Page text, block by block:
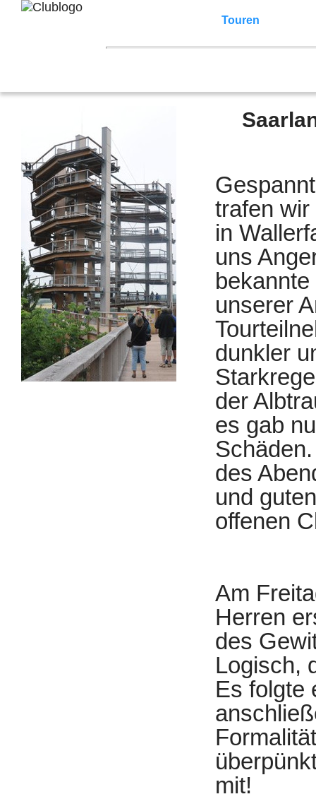
Touren
trafen wir
in
uns
unserer
dunkler
der
es gab
des
und
offenen
Am
Herren
des
Logisch,
Es folgte
mit!